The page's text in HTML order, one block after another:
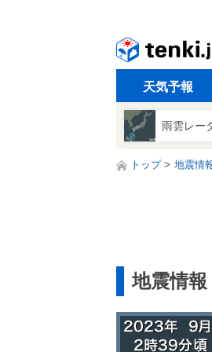
天気予報
雨雲レー
トップ 地震情
地震情報